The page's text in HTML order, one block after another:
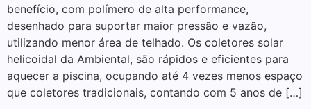
benefício, com polímero de alta performance,
desenhado para suportar maior pressão e vazão,
utilizando menor área de telhado. Os coletores solar
helicoidal da Ambiental, são rápidos e eficientes para
aquecer a piscina, ocupando até 4 vezes menos espaço
que coletores tradicionais, contando com 5 anos de […]